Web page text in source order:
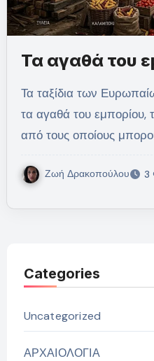
Τα αγαθά του
Τα ταξίδια των Ευρωπαίων ναυτικών είχαν στόχο
τα αγαθά του
από τους οποίους
Ζωή Δρακοπούλου 3
Categories
Uncategorized
ΑΡΧΑΙΟΛΟΓΙΑ